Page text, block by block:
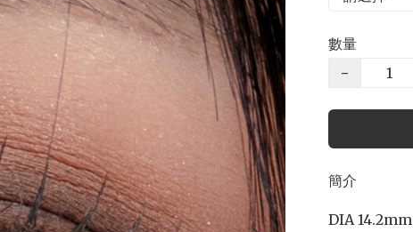
數量
−
簡介
DIA 14.2mm